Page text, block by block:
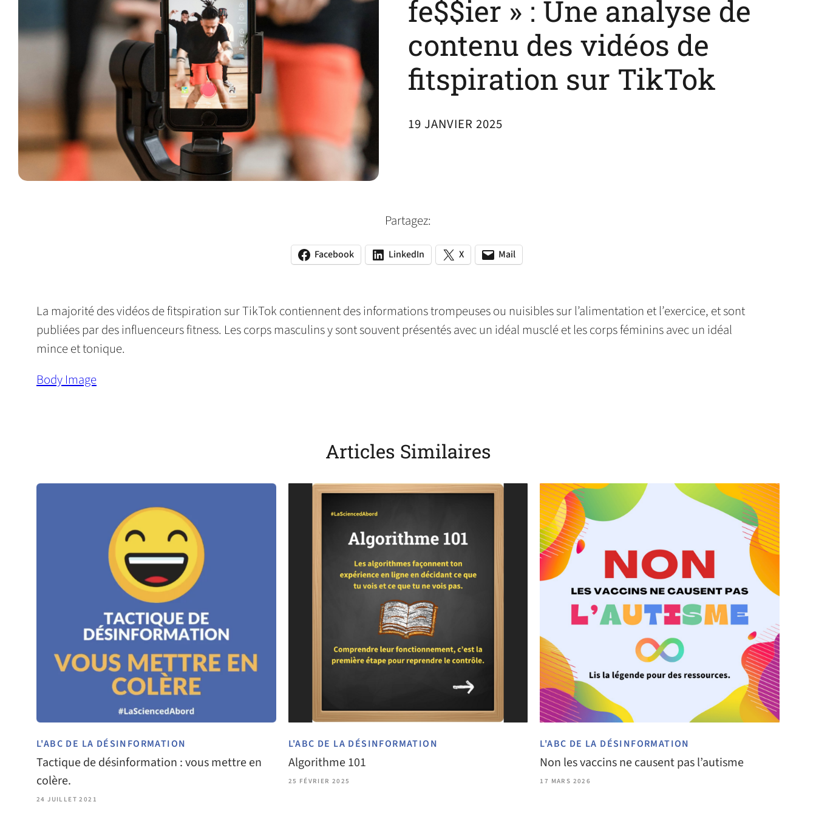
fe$$ier » : Une analyse de
contenu des vidéos de
fitspiration sur TikTok
19 JANVIER 2025
Partagez:
Facebook
(opens
tab)
LinkedIn
(opens
tab)
X
(opens
tab)
Mail
(opens
(opens
tab)
La majorité des vidéos de fitspiration sur TikTok contiennent des informations trompeuses ou nuisibles sur l’alimentation et l’exercice, et sont
publiées par des influenceurs fitness. Les corps masculins y sont souvent présentés avec un idéal musclé et les corps féminins avec un idéal
mince et tonique.
Body Image
(
s
b
)
Articles Similaires
L'ABC DE LA DÉSINFORMATION
Tactique de désinformation : vous mettre en
colère.
24 JUILLET 2021
L'ABC DE LA DÉSINFORMATION
Algorithme 101
25 FÉVRIER 2025
L'ABC DE LA DÉSINFORMATION
Non les vaccins ne causent pas l’autisme
17 MARS 2026